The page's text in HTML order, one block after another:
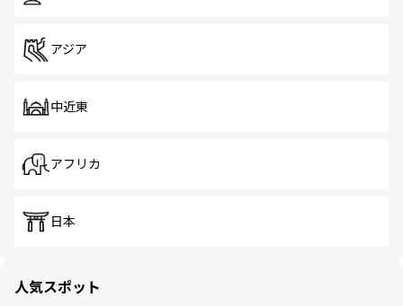
アジア
中近東
アフリカ
日本
人気スポット